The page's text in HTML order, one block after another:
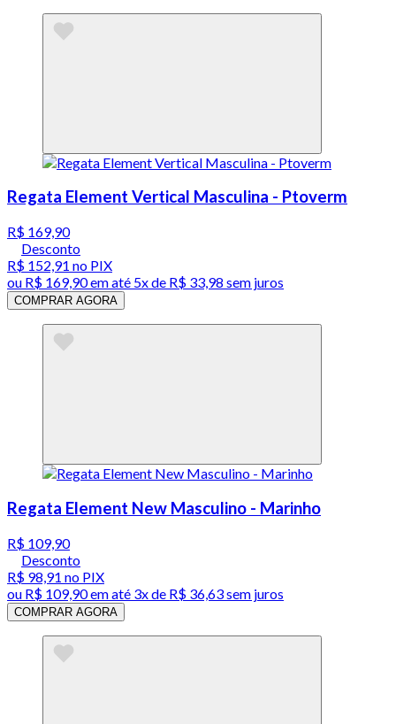
Regata Element Vertical Masculina - Ptoverm
R$ 169,90
Desconto
R$ 152,91 no PIX
ou R$ 169,90em até 5x de R$ 33,98 sem juros
COMPRAR AGORA
Regata Element New Masculino - Marinho
R$ 109,90
Desconto
R$ 98,91 no PIX
ou R$ 109,90em até 3x de R$ 36,63 sem juros
COMPRAR AGORA